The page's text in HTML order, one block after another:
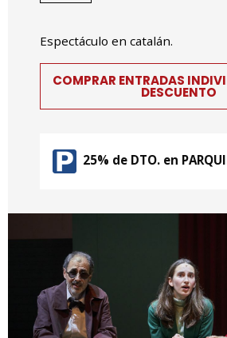
Espectáculo en catalán.
COMPRAR ENTRADAS
DESCUENTO
25% de DTO. en